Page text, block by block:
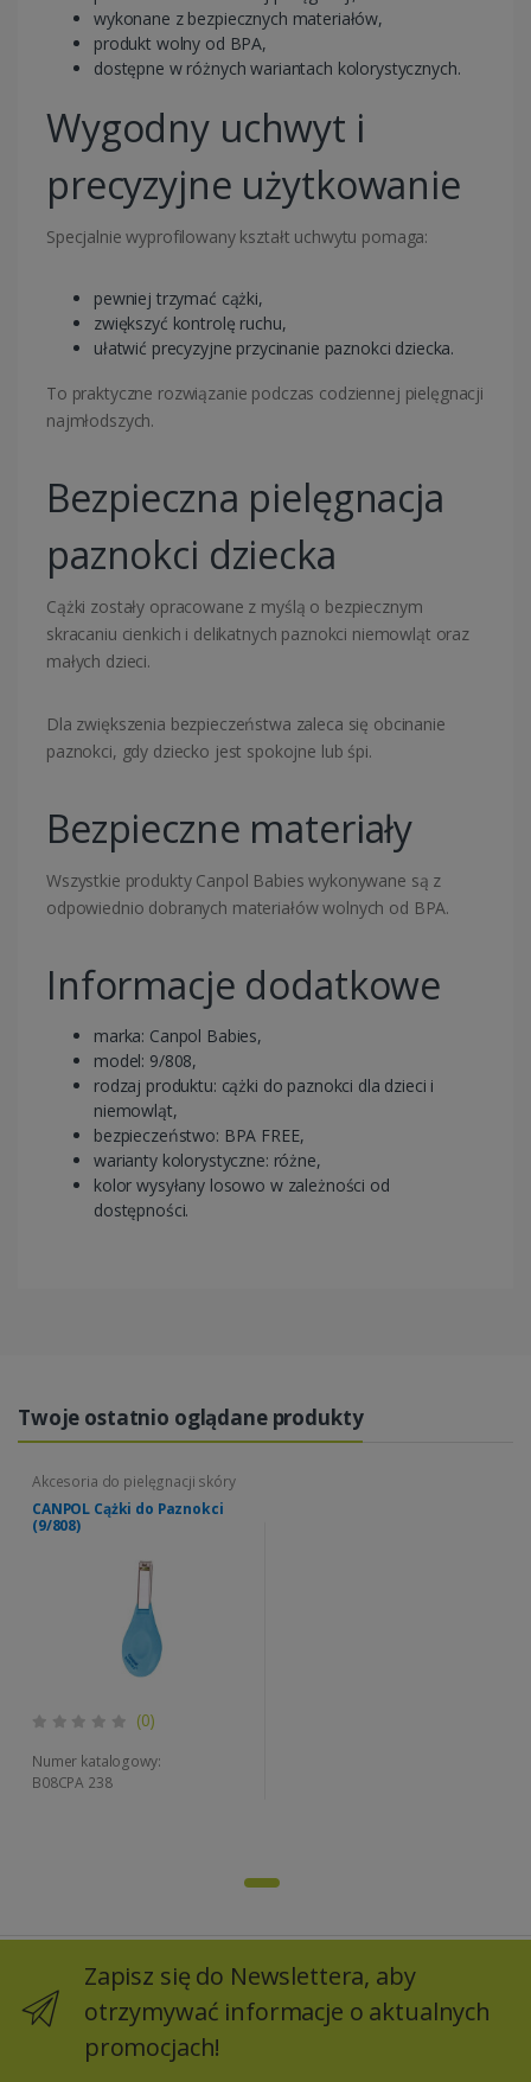
wykonane z bezpiecznych materiałów,
produkt wolny od BPA,
dostępne w różnych wariantach kolorystycznych.
Wygodny uchwyt i
precyzyjne użytkowanie
Specjalnie wyprofilowany kształt uchwytu pomaga:
pewniej trzymać cążki,
zwiększyć kontrolę ruchu,
ułatwić precyzyjne przycinanie paznokci dziecka.
To praktyczne rozwiązanie podczas codziennej pielęgnacji
najmłodszych.
Bezpieczna pielęgnacja
paznokci dziecka
Cążki zostały opracowane z myślą o bezpiecznym
skracaniu cienkich i delikatnych paznokci niemowląt oraz
małych dzieci.
Dla zwiększenia bezpieczeństwa zaleca się obcinanie
paznokci, gdy dziecko jest spokojne lub śpi.
Bezpieczne materiały
Wszystkie produkty Canpol Babies wykonywane są z
odpowiednio dobranych materiałów wolnych od BPA.
Informacje dodatkowe
marka: Canpol Babies,
model: 9/808,
rodzaj produktu: cążki do paznokci dla dzieci i
niemowląt,
bezpieczeństwo: BPA FREE,
warianty kolorystyczne: różne,
kolor wysyłany losowo w zależności od
dostępności.
Twoje ostatnio oglądane produkty
Akcesoria do pielęgnacji skóry
CANPOL Cążki do Paznokci
(9/808)
(0)
Numer katalogowy:
B08CPA 238
Zapisz się do Newslettera, aby
otrzymywać informacje o aktualnych
promocjach!